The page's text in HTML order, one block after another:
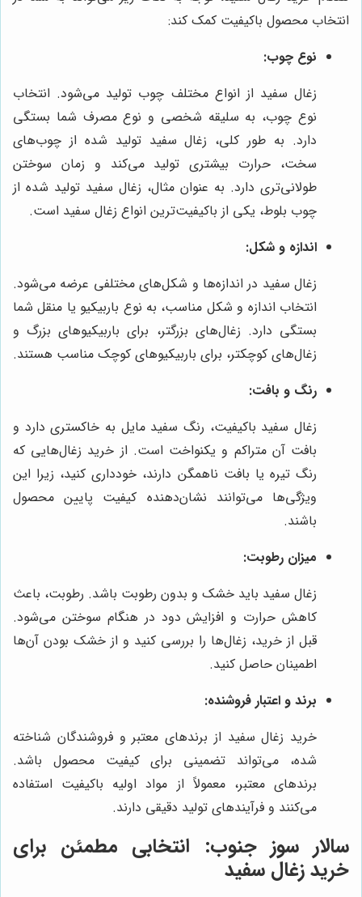
انتخاب محصول باکیفیت کمک کند:
نوع چوب:
زغال سفید از انواع مختلف چوب تولید می‌شود. انتخاب
نوع چوب، به سلیقه شخصی و نوع مصرف شما بستگی
دارد. به طور کلی، زغال سفید تولید شده از چوب‌های
سخت، حرارت بیشتری تولید می‌کند و زمان سوختن
طولانی‌تری دارد. به عنوان مثال، زغال سفید تولید شده از
چوب بلوط، یکی از باکیفیت‌ترین انواع زغال سفید است.
اندازه و شکل:
زغال سفید در اندازه‌ها و شکل‌های مختلفی عرضه می‌شود.
انتخاب اندازه و شکل مناسب، به نوع باربیکیو یا منقل شما
بستگی دارد. زغال‌های بزرگتر، برای باربیکیوهای بزرگ و
زغال‌های کوچکتر، برای باربیکیوهای کوچک مناسب هستند.
رنگ و بافت:
زغال سفید باکیفیت، رنگ سفید مایل به خاکستری دارد و
بافت آن متراکم و یکنواخت است. از خرید زغال‌هایی که
رنگ تیره یا بافت ناهمگن دارند، خودداری کنید، زیرا این
ویژگی‌ها می‌توانند نشان‌دهنده کیفیت پایین محصول
باشند.
میزان رطوبت:
زغال سفید باید خشک و بدون رطوبت باشد. رطوبت، باعث
کاهش حرارت و افزایش دود در هنگام سوختن می‌شود.
قبل از خرید، زغال‌ها را بررسی کنید و از خشک بودن آن‌ها
اطمینان حاصل کنید.
برند و اعتبار فروشنده:
خرید زغال سفید از برندهای معتبر و فروشندگان شناخته
شده، می‌تواند تضمینی برای کیفیت محصول باشد.
برندهای معتبر، معمولاً از مواد اولیه باکیفیت استفاده
می‌کنند و فرآیندهای تولید دقیقی دارند.
سالار سوز جنوب: انتخابی مطمئن برای
خرید زغال سفید